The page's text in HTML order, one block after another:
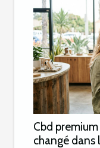
Cbd
changé dans